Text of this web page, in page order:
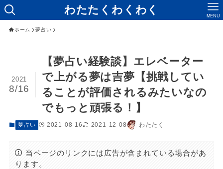
わたたくわくわく MENU
ホーム 夢占い
【夢占い経験談】エレベーター
で上がる夢は吉夢【挑戦してい
ることが評価されるみたいなの
でもっと頑張る！】
2021
8/16
夢占い 2021-08-16 2021-12-08 わたたく
当ページのリンクには広告が含まれている場合があ
ります。